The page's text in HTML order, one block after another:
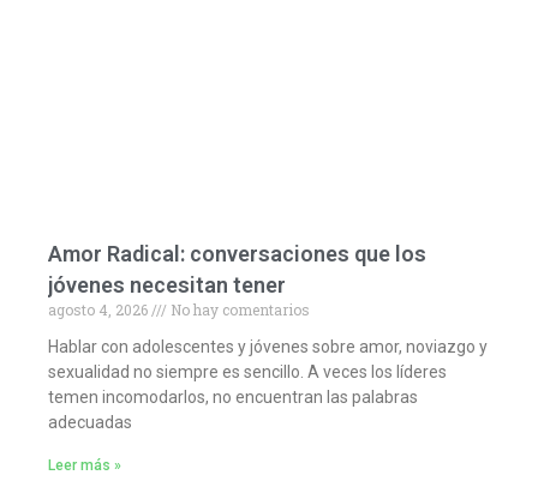
Amor Radical: conversaciones que los
jóvenes necesitan tener
agosto 4, 2026
No hay comentarios
Hablar con adolescentes y jóvenes sobre amor, noviazgo y
sexualidad no siempre es sencillo. A veces los líderes
temen incomodarlos, no encuentran las palabras
adecuadas
Leer más »